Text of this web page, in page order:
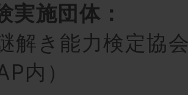
実施団体：
解き能力検定協
内）